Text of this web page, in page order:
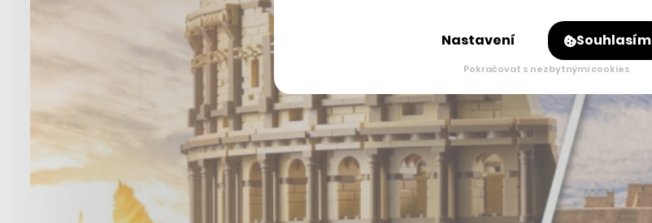
Nastavení Souhlasím
Pokračovat s nezbytnými cookies